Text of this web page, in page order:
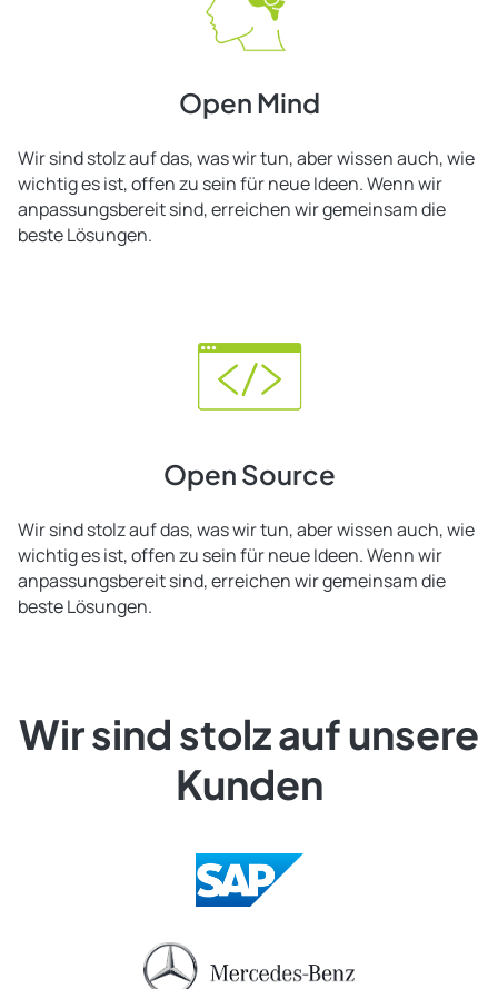
Open Mind
Wir sind stolz auf das, was wir tun, aber wissen auch, wie
wichtig es ist, offen zu sein für neue Ideen. Wenn wir
anpassungsbereit sind, erreichen wir gemeinsam die
beste Lösungen.
Open Source
Wir sind stolz auf das, was wir tun, aber wissen auch, wie
wichtig es ist, offen zu sein für neue Ideen. Wenn wir
anpassungsbereit sind, erreichen wir gemeinsam die
beste Lösungen.
Wir sind stolz auf unsere
Kunden